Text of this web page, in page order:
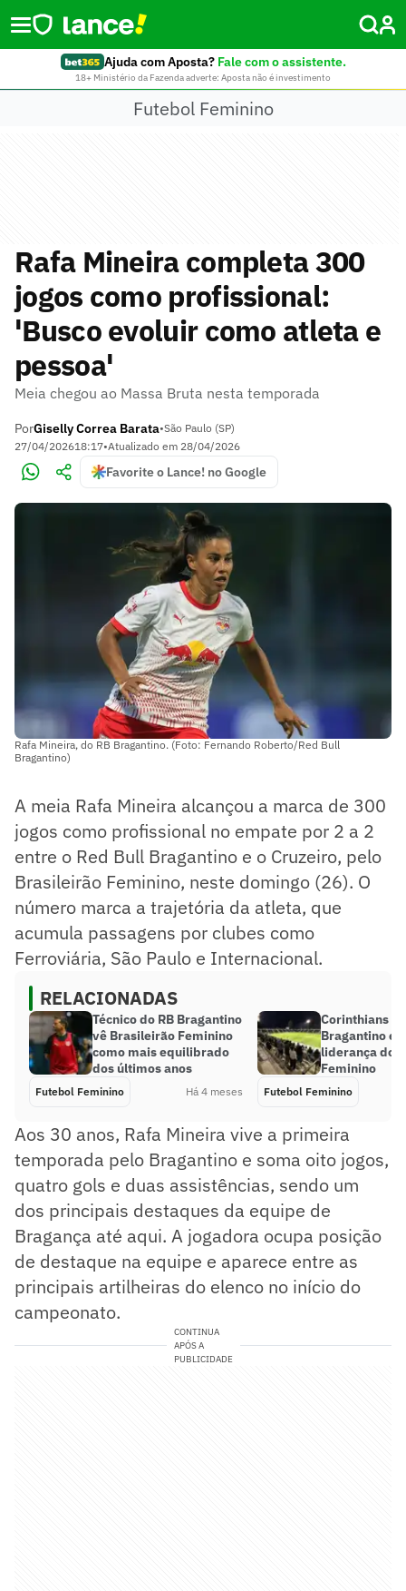
Ajuda com Aposta? Fale com o assistente.
18+ Ministério da Fazenda adverte: Aposta não é investimento
Futebol Feminino
Rafa Mineira completa 300
jogos como profissional:
'Busco evoluir como atleta e
pessoa'
Meia chegou ao Massa Bruta nesta temporada
PorGiselly Correa Barata•São Paulo (SP)
27/04/202618:17•Atualizado em 28/04/2026
Favorite o Lance! no Google
Rafa Mineira, do RB Bragantino. (Foto: Fernando Roberto/Red Bull
Bragantino)
A meia Rafa Mineira alcançou a marca de 300
jogos como profissional no empate por 2 a 2
entre o Red Bull Bragantino e o Cruzeiro, pelo
Brasileirão Feminino, neste domingo (26). O
número marca a trajetória da atleta, que
acumula passagens por clubes como
Ferroviária, São Paulo e Internacional.
RELACIONADAS
Técnico do RB Bragantino
vê Brasileirão Feminino
como mais equilibrado
dos últimos anos
Futebol Feminino Há 4 meses
Corinthians
Bragantino e
liderança do
Feminino
Futebol Feminino
Aos 30 anos, Rafa Mineira vive a primeira
temporada pelo Bragantino e soma oito jogos,
quatro gols e duas assistências, sendo um
dos principais destaques da equipe de
Bragança até aqui. A jogadora ocupa posição
de destaque na equipe e aparece entre as
principais artilheiras do elenco no início do
campeonato.
CONTINUA
APÓS A
PUBLICIDADE